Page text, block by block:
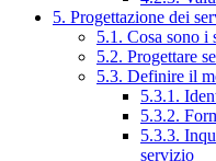
5. Progettazione dei
5.1. Cosa sono i
5.2. Progettare
5.3. Definire il
5.3.1.
5.3.2.
5.3.3.
servizio